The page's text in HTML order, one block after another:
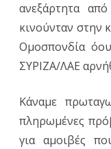
ανεξάρτητα
κινούνταν στην
Ομοσπονδία
ΣΥΡΙΖΑ/ΛΑΕ
Κάναμε
πληρωμένες
για αμοιβές